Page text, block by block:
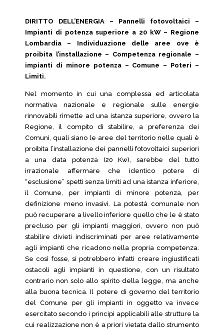
DIRITTO DELL’ENERGIA – Pannelli fotovoltaici –
Impianti di potenza superiore a 20 kW – Regione
Lombardia – Individuazione delle aree ove è
proibita l’installazione – Competenza regionale –
impianti di minore potenza – Comune – Poteri –
Limiti.
Nel momento in cui una complessa ed articolata
normativa nazionale e regionale sulle energie
rinnovabili rimette ad una istanza superiore, ovvero la
Regione, il compito di stabilire, a preferenza dei
Comuni, quali siano le aree del territorio nelle quali è
proibita l’installazione dei pannelli fotovoltaici superiori
a una data potenza (20 Kw), sarebbe del tutto
irrazionale affermare che identico potere di
“esclusione” spetti senza limiti ad una istanza inferiore,
il Comune, per impianti di minore potenza, per
definizione meno invasivi. La potestà comunale non
può recuperare a livello inferiore quello che le è stato
precluso per gli impianti maggiori, ovvero non può
stabilire divieti indiscriminati per aree relativamente
agli impianti che ricadono nella propria competenza.
Se così fosse, si potrebbero infatti creare ingiustificati
ostacoli agli impianti in questione, con un risultato
contrario non solo allo spirito della legge, ma anche
alla buona tecnica. Il potere di governo del territorio
del Comune per gli impianti in oggetto va invece
esercitato secondo i principi applicabili alle strutture la
cui realizzazione non è a priori vietata dallo strumento